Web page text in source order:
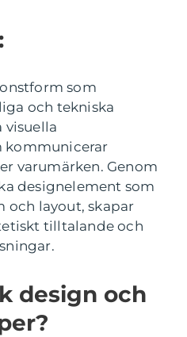
som
och tekniska
visuella
kommunicerar
varumärken. Genom
designelement som
och layout, skapar
tilltalande och
design och